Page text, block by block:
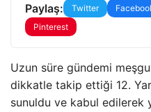
Paylaş: Twitter
Pinterest
Uzun süre gündemi
dikkatle takip ettiği 12.
sunuldu ve kabul edilerek